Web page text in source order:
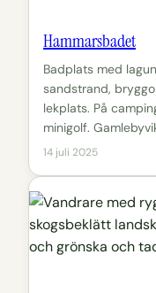
Hammarsbadet
Badplats med
sandstrand,
lekplats. På
minigolf.
14 juli 2025